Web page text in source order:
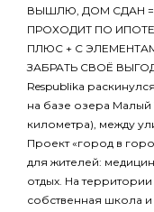
ВЫШЛЮ, ДОМ СДАН
ПРОХОДИТ ПО
ПЛЮС + С
ЗАБРАТЬ СВОЁ
Respublika
на базе озера
километра), между
Проект «город в
для жителей:
отдых. На
собственная школа и